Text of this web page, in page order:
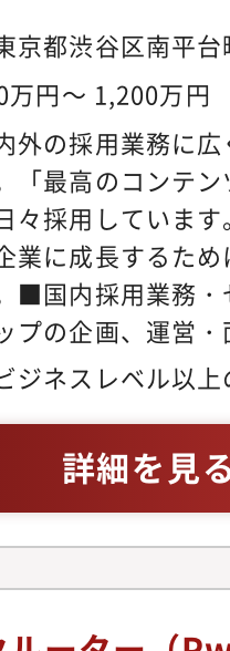
京都渋谷区南平
谷ガーデンタワ
目6番28号 住友不
450万円～ 1,200万円
外の採用業務に
「最高のコンテ
々採用していま
業に成長するた
■国内採用業務・
プの企画、運営
活動（懇親会企
ィア対応、採用ブ
ローバル採用業務
英語を用いた選
リーニングや英
スタッフに向け
施
ジネスレベル以
）・人事経験 2年
ること・Word、
詳細を見